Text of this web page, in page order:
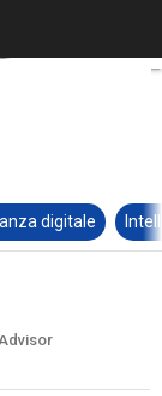
digitale